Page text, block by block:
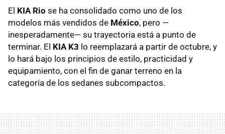
El KIA Rio se ha consolidado como uno de los
modelos más vendidos de México, pero —
inesperadamente— su trayectoria está a punto de
terminar. El KIA K3 lo reemplazará a partir de octubre, y
lo hará bajo los principios de estilo, practicidad y
equipamiento, con el fin de ganar terreno en la
categoría de los sedanes subcompactos.